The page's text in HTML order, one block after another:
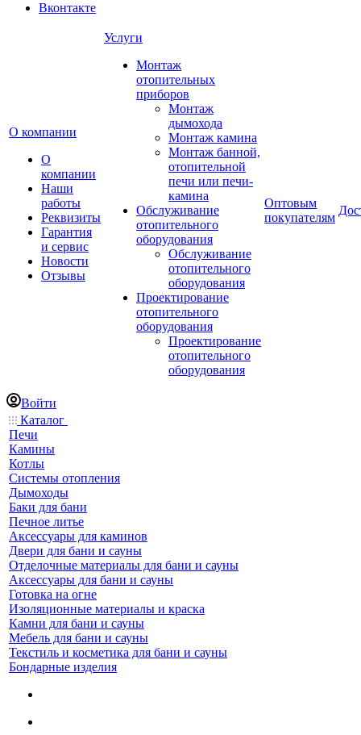
Вконтакте
О компании
О
компании
Наши
работы
Реквизиты
Гарантия
и сервис
Новости
Отзывы
Услуги
Монтаж
отопительных
приборов
Монтаж
дымохода
Монтаж камина
Монтаж банной,
отопительной
печи или печи-
камина
Обслуживание
отопительного
оборудования
Обслуживание
отопительного
оборудования
Проектирование
отопительного
оборудования
Проектирование
отопительного
оборудования
Оптовым
покупателям
Войти
Каталог
Печи
Камины
Котлы
Системы отопления
Дымоходы
Баки для бани
Печное литье
Аксессуары для каминов
Двери для бани и сауны
Отделочные материалы для бани и сауны
Аксессуары для бани и сауны
Готовка на огне
Изоляционные материалы и краска
Камни для бани и сауны
Мебель для бани и сауны
Текстиль и косметика для бани и сауны
Бондарные изделия